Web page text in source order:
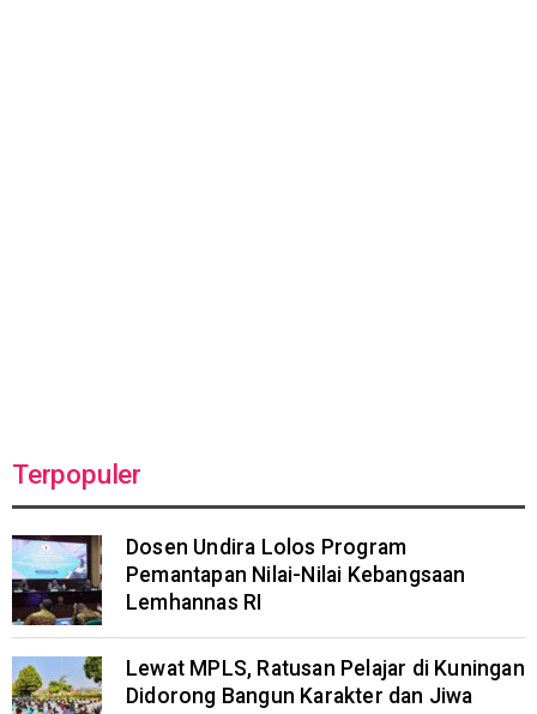
Terpopuler
Dosen Undira Lolos Program
Pemantapan Nilai-Nilai Kebangsaan
Lemhannas RI
Lewat MPLS, Ratusan Pelajar di Kuningan
Didorong Bangun Karakter dan Jiwa